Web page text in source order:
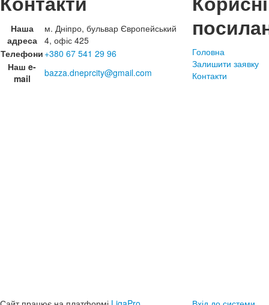
Наша
адреса
м. Дніпро, бульвар Європейський
4, офіс 425
Телефони +380 67 541 29 96
Наш e-
mail
bazza.dneprcity@gmail.com
Головна
Залишити заявку
Контакти